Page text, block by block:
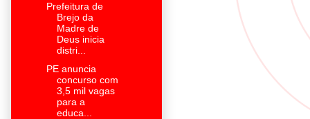
Prefeitura de
Brejo da
Madre de
Deus inicia
distri...
PE anuncia
concurso com
3,5 mil vagas
para a
educa...